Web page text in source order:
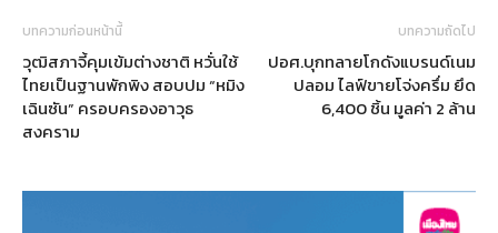
บทความก่อนหน้านี้
วุฒิสภาจี้คุมเข้มต่างชาติ หวั่นใช้
ไทยเป็นฐานพักพิง สอบปม “หมิง
เฉินซัน” ครอบครองอาวุธ
สงคราม
บทความถัดไป
ปอศ.บุกทลายโกดังแบรนด์เนม
ปลอม ไลฟ์ขายโจ่งครึ่ม ยึด
6,400 ชิ้น มูลค่า 2 ล้าน